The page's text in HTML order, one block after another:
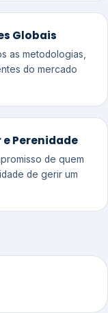
Globais
as metodologias,
do mercado
e Perenidade
de quem
de gerir um